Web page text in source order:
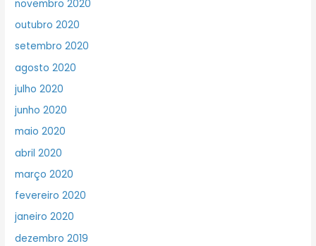
novembro 2020
outubro 2020
setembro 2020
agosto 2020
julho 2020
junho 2020
maio 2020
abril 2020
março 2020
fevereiro 2020
janeiro 2020
dezembro 2019